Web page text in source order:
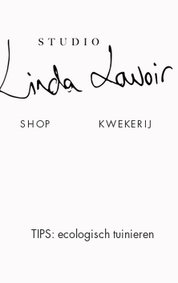
SHOP KWEKERIJ
TIPS: ecologisch tuinieren